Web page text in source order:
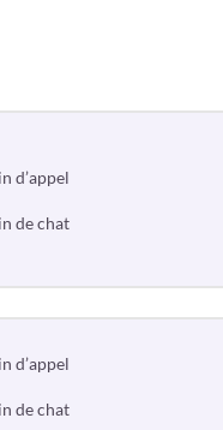
d’appel
de chat
d’appel
de chat